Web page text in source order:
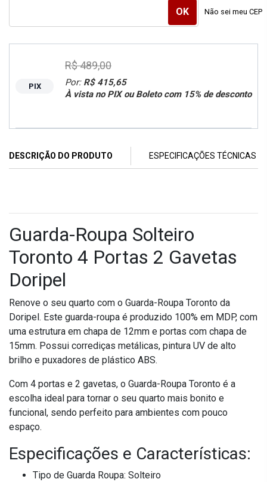
Não sei meu CEP
PIX Por: R$ 415,65
À vista no PIX ou Boleto com 15% de desconto
R$ 489,00
DESCRIÇÃO DO PRODUTO ESPECIFICAÇÕES TÉCNICAS
Guarda-Roupa Solteiro
Toronto 4 Portas 2 Gavetas
Doripel
Renove o seu quarto com o Guarda-Roupa Toronto da
Doripel. Este guarda-roupa é produzido 100% em MDP, com
uma estrutura em chapa de 12mm e portas com chapa de
15mm. Possui corrediças metálicas, pintura UV de alto
brilho e puxadores de plástico ABS.
Com 4 portas e 2 gavetas, o Guarda-Roupa Toronto é a
escolha ideal para tornar o seu quarto mais bonito e
funcional, sendo perfeito para ambientes com pouco
espaço.
Especificações e Características:
Tipo de Guarda Roupa: Solteiro